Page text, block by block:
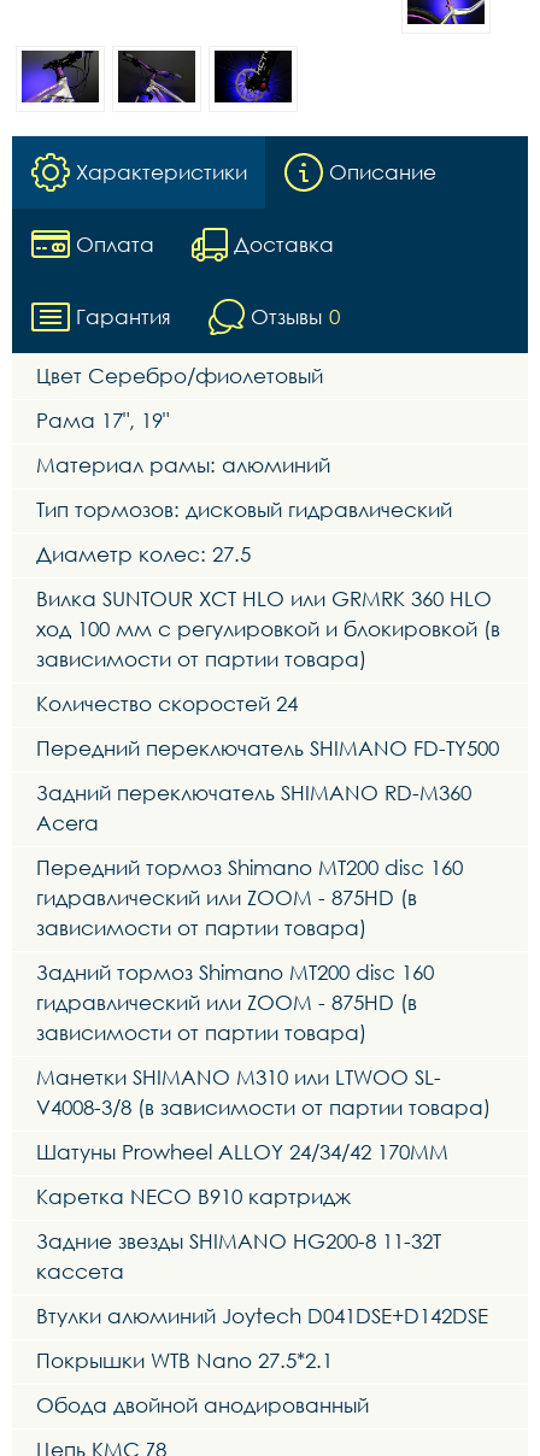
Характеристики Описание
Оплата Доставка
Гарантия Отзывы 0
Цвет Серебро/фиолетовый
Рама 17", 19"
Материал рамы: алюминий
Тип тормозов: дисковый гидравлический
Диаметр колес: 27.5
Вилка SUNTOUR XCT HLO или GRMRK 360 HLO
ход 100 мм с регулировкой и блокировкой (в
зависимости от партии товара)
Количество скоростей 24
Передний переключатель SHIMANO FD-TY500
Задний переключатель SHIMANO RD-M360
Acera
Передний тормоз Shimano MT200 disc 160
гидравлический или ZOOM - 875HD (в
зависимости от партии товара)
Задний тормоз Shimano MT200 disc 160
гидравлический или ZOOM - 875HD (в
зависимости от партии товара)
Манетки SHIMANO M310 или LTWOO SL-
V4008-3/8 (в зависимости от партии товара)
Шатуны Prowheel ALLOY 24/34/42 170MM
Каретка NECO B910 картридж
Задние звезды SHIMANO HG200-8 11-32T
кассета
Втулки алюминий Joytech D041DSE+D142DSE
Покрышки WTB Nano 27.5*2.1
Обода двойной анодированный
Цепь KMC Z8